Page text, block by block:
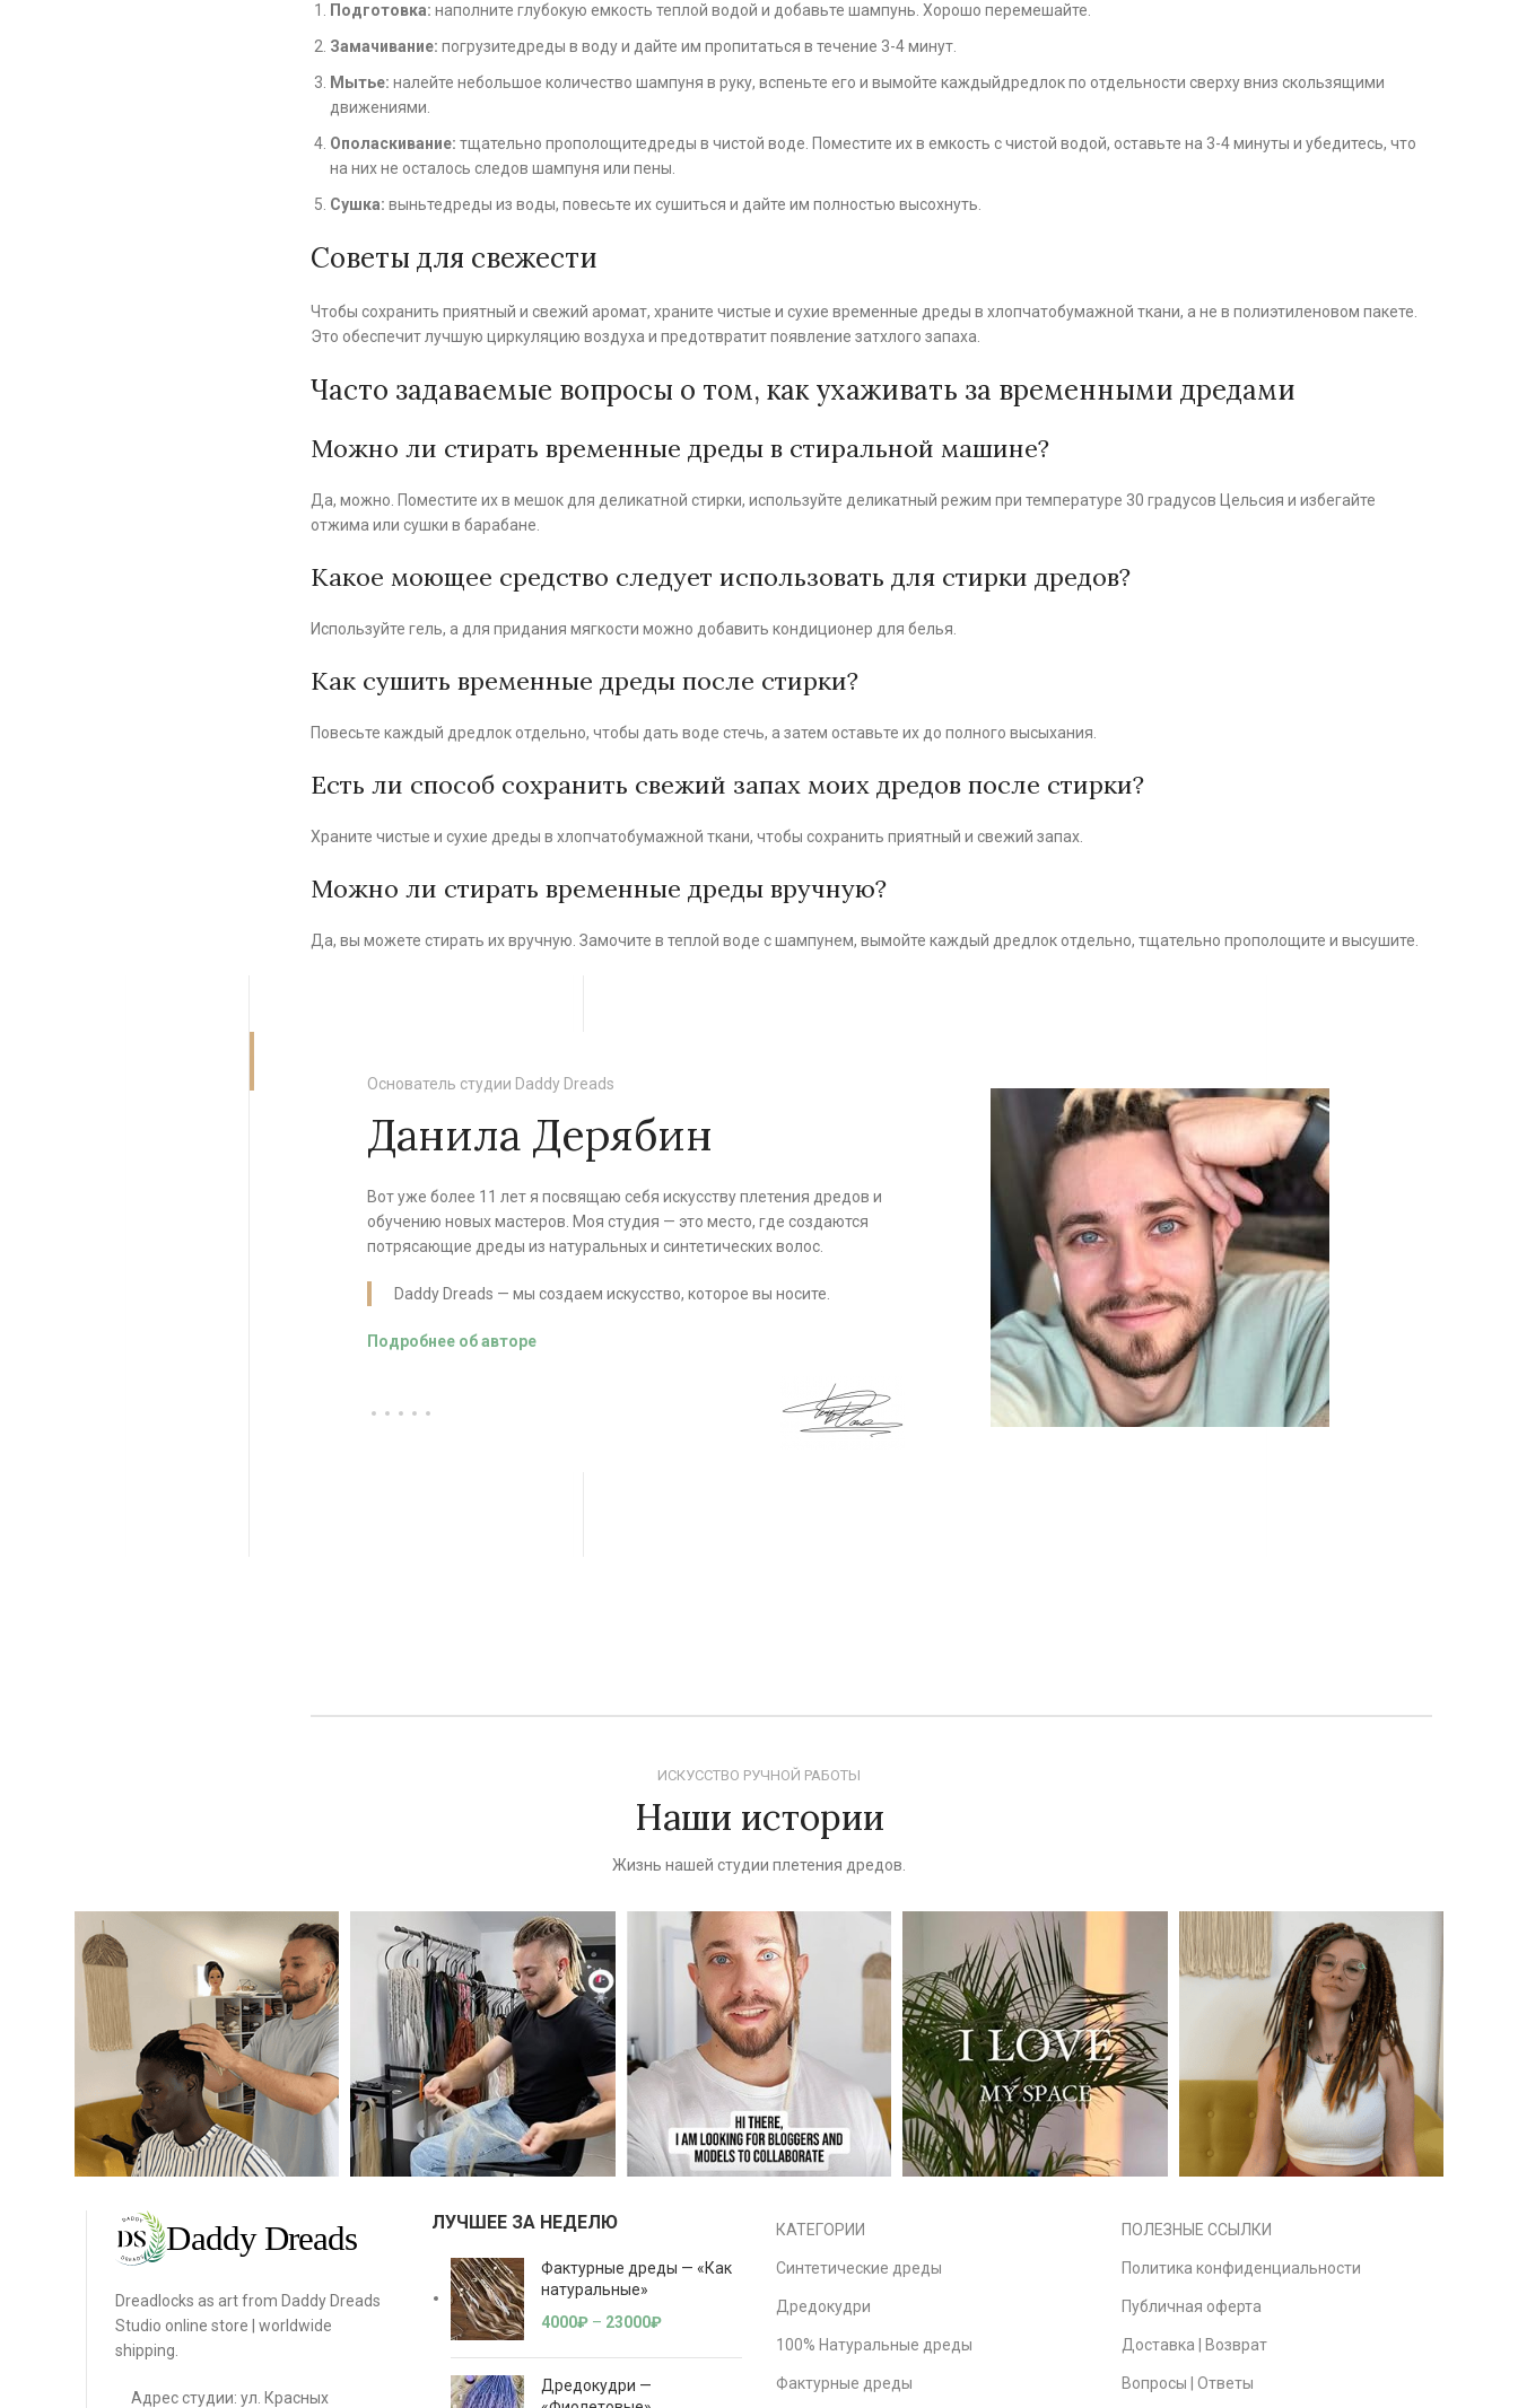
Подготовка: наполните глубокую емкость теплой водой и добавьте шампунь. Хорошо перемешайте.
Замачивание: погрузитедреды в воду и дайте им пропитаться в течение 3-4 минут.
Мытье: налейте небольшое количество шампуня в руку, вспеньте его и вымойте каждыйдредлок по отдельности сверху вниз скользящими
движениями.
Ополаскивание: тщательно прополощитедреды в чистой воде. Поместите их в емкость с чистой водой, оставьте на 3-4 минуты и убедитесь, что
на них не осталось следов шампуня или пены.
Сушка: выньтедреды из воды, повесьте их сушиться и дайте им полностью высохнуть.
Советы для свежести
Чтобы сохранить приятный и свежий аромат, храните чистые и сухие временные дреды в хлопчатобумажной ткани, а не в полиэтиленовом пакете.
Это обеспечит лучшую циркуляцию воздуха и предотвратит появление затхлого запаха.
Часто задаваемые вопросы о том, как ухаживать за временными дредами
Можно ли стирать временные дреды в стиральной машине?
Да, можно. Поместите их в мешок для деликатной стирки, используйте деликатный режим при температуре 30 градусов Цельсия и избегайте
отжима или сушки в барабане.
Какое моющее средство следует использовать для стирки дредов?
Используйте гель, а для придания мягкости можно добавить кондиционер для белья.
Как сушить временные дреды после стирки?
Повесьте каждый дредлок отдельно, чтобы дать воде стечь, а затем оставьте их до полного высыхания.
Есть ли способ сохранить свежий запах моих дредов после стирки?
Храните чистые и сухие дреды в хлопчатобумажной ткани, чтобы сохранить приятный и свежий запах.
Можно ли стирать временные дреды вручную?
Да, вы можете стирать их вручную. Замочите в теплой воде с шампунем, вымойте каждый дредлок отдельно, тщательно прополощите и высушите.
Основатель студии Daddy Dreads
Данила Дерябин
Вот уже более 11 лет я посвящаю себя искусству плетения дредов и
обучению новых мастеров. Моя студия — это место, где создаются
потрясающие дреды из натуральных и синтетических волос.
Daddy Dreads — мы создаем искусство, которое вы носите.
Подробнее об авторе
ИСКУССТВО РУЧНОЙ РАБОТЫ
Наши истории
Жизнь нашей студии плетения дредов.
Dreadlocks as art from Daddy Dreads
Studio online store | worldwide
shipping.
Адрес студии: ул. Красных
ЛУЧШЕЕ ЗА НЕДЕЛЮ
Фактурные дреды — «Как
натуральные»
4000₽ – 23000₽
Дредокудри —
КАТЕГОРИИ
Синтетические дреды
Дредокудри
100% Натуральные дреды
Фактурные дреды
ПОЛЕЗНЫЕ ССЫЛКИ
Политика конфиденциальности
Публичная оферта
Доставка | Возврат
Вопросы | Ответы